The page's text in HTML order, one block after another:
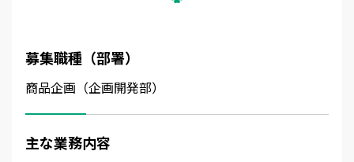
募集職種（部署）
商品企画（企画開発部）
主な業務内容